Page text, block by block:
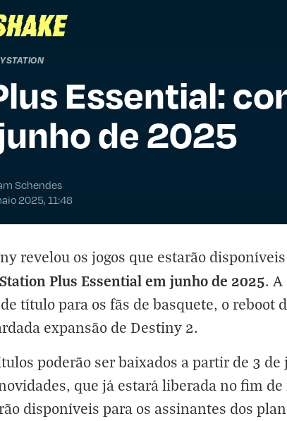
Essential:
de 2025
Schendes
2025, 11:48
revelou os jogos que estarão
Plus Essential em junho de 2025.
título para os fãs de basquete, o reboot
expansão de Destiny 2.
poderão ser baixados a partir de 3
que já estará liberada no fim de
disponíveis para os assinantes dos